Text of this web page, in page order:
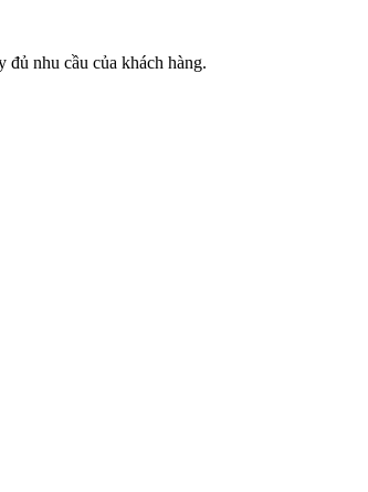
đủ nhu cầu của khách hàng.